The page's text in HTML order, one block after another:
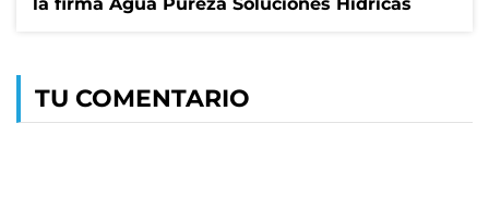
TU COMENTARIO